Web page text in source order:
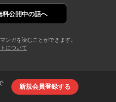
料公開中の話へ
ンガを読むことができます。
について
新規会員登録する